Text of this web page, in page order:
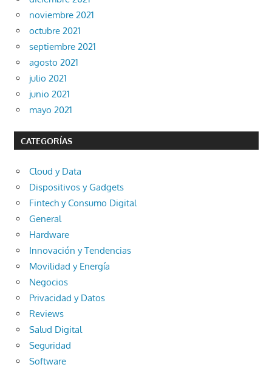
noviembre 2021
octubre 2021
septiembre 2021
agosto 2021
julio 2021
junio 2021
mayo 2021
CATEGORÍAS
Cloud y Data
Dispositivos y Gadgets
Fintech y Consumo Digital
General
Hardware
Innovación y Tendencias
Movilidad y Energía
Negocios
Privacidad y Datos
Reviews
Salud Digital
Seguridad
Software